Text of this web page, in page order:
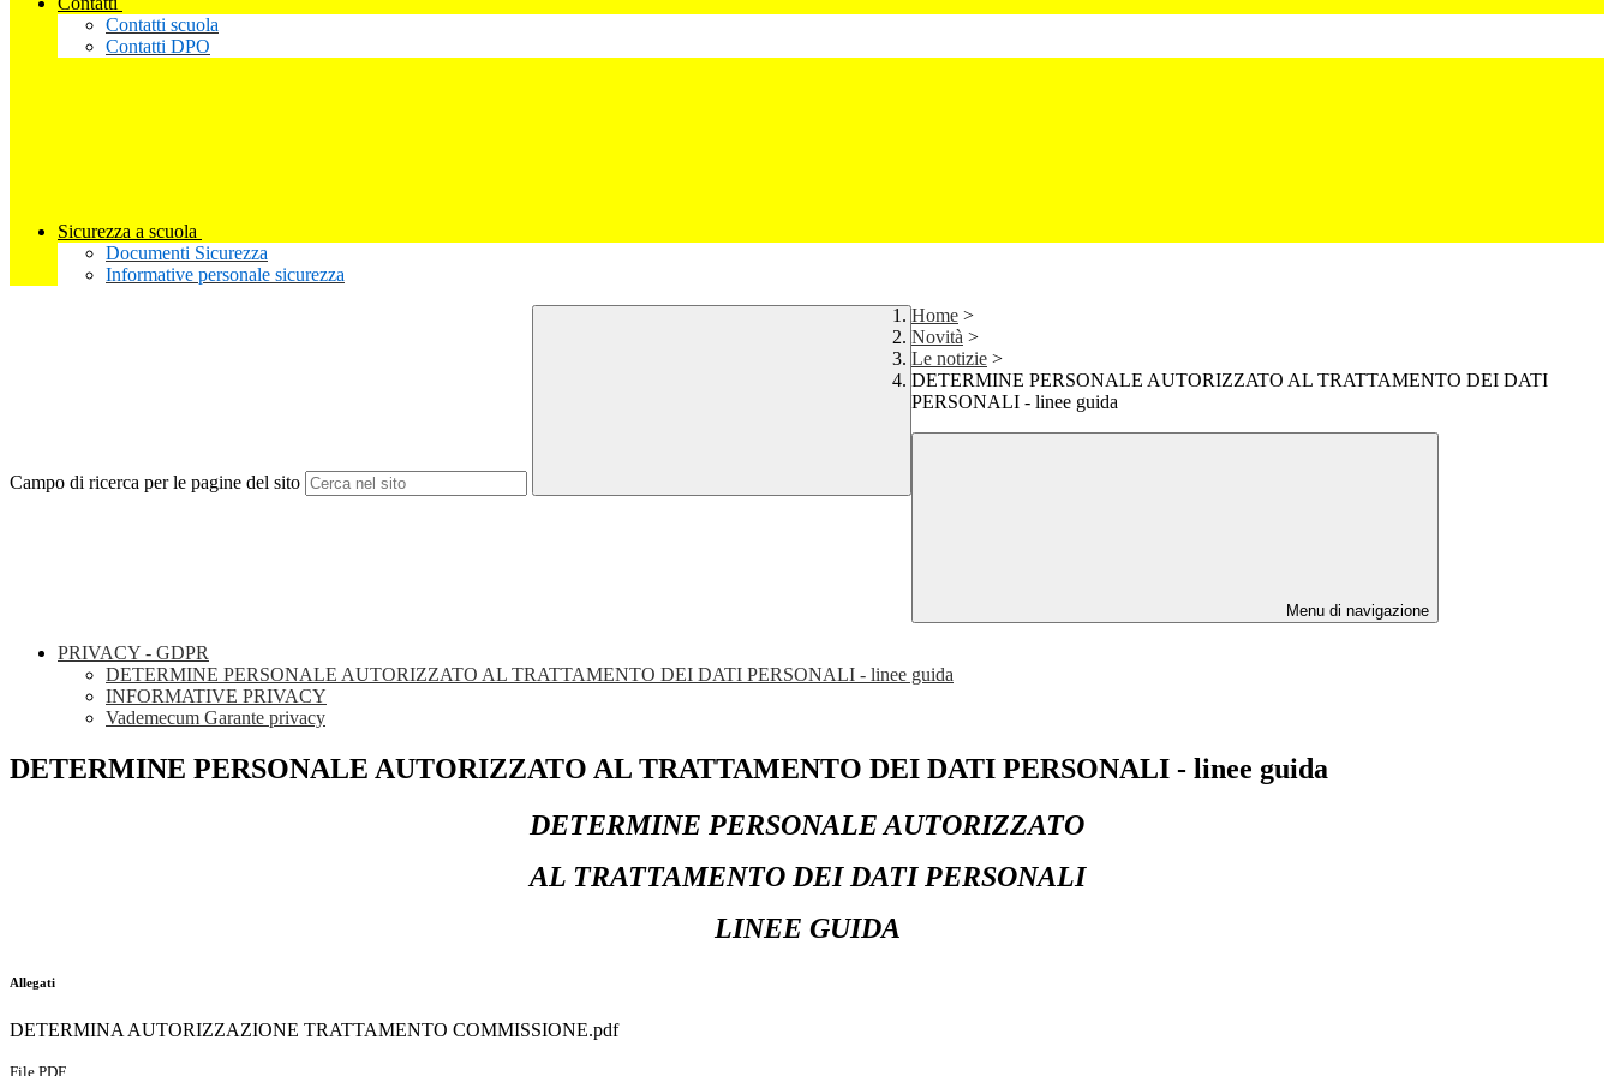
Contatti scuola
Contatti DPO
Sicurezza a scuola
Documenti Sicurezza
Informative personale sicurezza
Campo di ricerca per le pagine del sito
Home >
Novità >
Le notizie >
DETERMINE PERSONALE AUTORIZZATO AL TRATTAMENTO DEI DATI
PERSONALI - linee guida
Menu di navigazione
PRIVACY - GDPR
DETERMINE PERSONALE AUTORIZZATO AL TRATTAMENTO DEI DATI PERSONALI - linee guida
INFORMATIVE PRIVACY
Vademecum Garante privacy
DETERMINE PERSONALE AUTORIZZATO AL TRATTAMENTO DEI DATI PERSONALI - linee guida
DETERMINE PERSONALE AUTORIZZATO
AL TRATTAMENTO DEI DATI PERSONALI
LINEE GUIDA
Allegati
DETERMINA AUTORIZZAZIONE TRATTAMENTO COMMISSIONE.pdf
File PDF